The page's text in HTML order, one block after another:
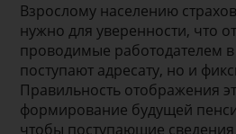
Взрослому населению
нужно для уверенности, что
проводимые работодателем
поступают адресату, но и
Правильность отображения
формирование будущей
чтобы поступающие